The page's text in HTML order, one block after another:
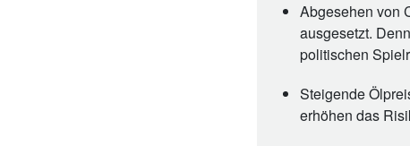
Abgesehen von
ausgesetzt.
politischen
Steigende
erhöhen das